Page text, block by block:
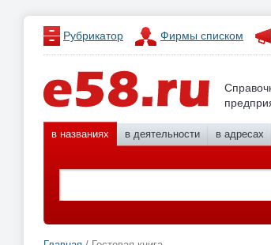
Рубрикатор Фирмы списком
в названиях в деятельности в адресах